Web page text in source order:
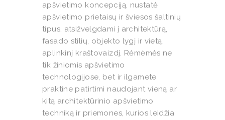
apšvietimo koncepciją, nustatė
apšvietimo prietaisų ir šviesos šaltinių
tipus, atsižvelgdami į architektūrą,
fasado stilių, objekto lygį ir vietą,
aplinkinį kraštovaizdį. Rėmėmės ne
tik žiniomis apšvietimo
technologijose, bet ir ilgamete
praktine patirtimi naudojant vieną ar
kitą architektūrinio apšvietimo
techniką ir priemones, kurios leidžia